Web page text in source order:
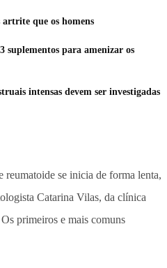
que os homens
suplementos para amenizar os
intensas devem ser investigadas
reumatoide se inicia de forma lenta,
Catarina Vilas, da clínica
primeiros e mais comuns